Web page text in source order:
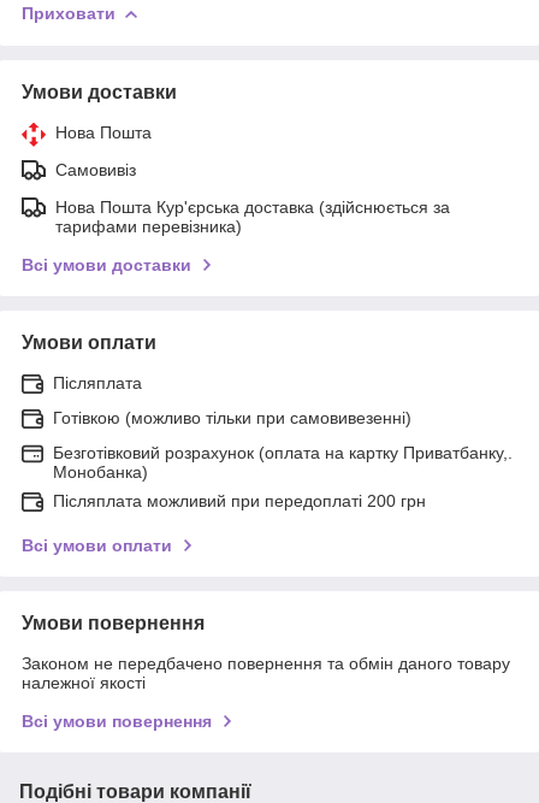
Приховати
Умови доставки
Нова Пошта
Самовивіз
Нова Пошта Кур'єрська доставка (здійснюється за
тарифами перевізника)
Всі умови доставки
Умови оплати
Післяплата
Готівкою (можливо тільки при самовивезенні)
Безготівковий розрахунок (оплата на картку Приватбанку,.
Монобанка)
Післяплата можливий при передоплаті 200 грн
Всі умови оплати
Умови повернення
Законом не передбачено повернення та обмін даного товару
належної якості
Всі умови повернення
Подібні товари компанії